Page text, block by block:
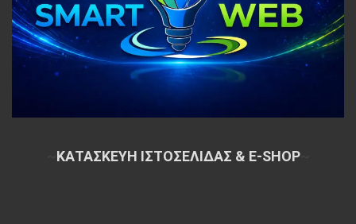
ΚΑΤΑΣΚΕΥΗ ΙΣΤΟΣΕΛΙΔΑΣ & E-SHOP~